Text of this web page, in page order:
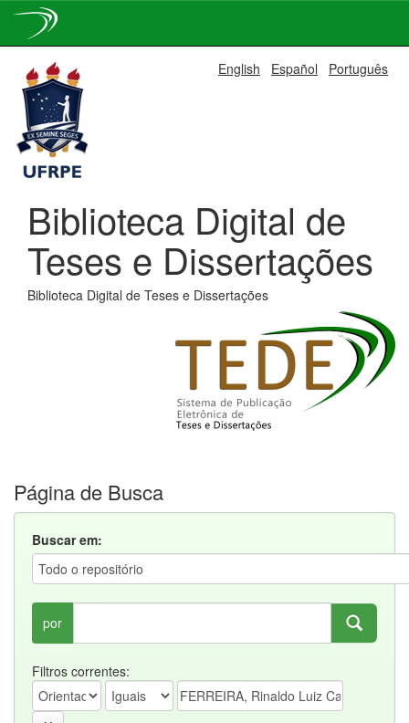
navigation
English Español Português
Biblioteca Digital de
Teses e Dissertações
Biblioteca Digital de Teses e Dissertações
Página de Busca
Buscar em:
por
Filtros correntes: